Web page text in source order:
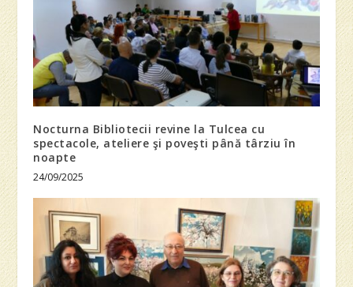
Nocturna Bibliotecii revine la Tulcea cu
spectacole, ateliere şi poveşti până târziu în
noapte
24/09/2025